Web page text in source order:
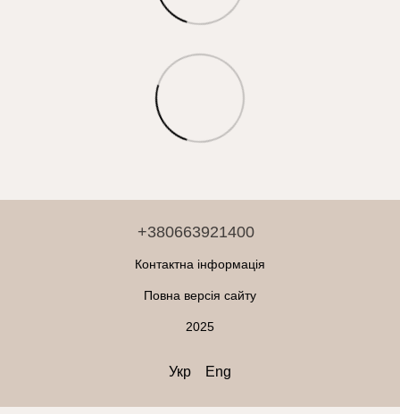
+380663921400
Контактна інформація
Повна версія сайту
2025
Укр Eng